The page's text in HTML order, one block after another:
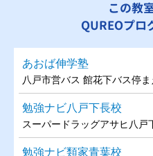
この教
QUREOプロ
あおば伸学塾
八戸市営バス 館花下バス停ま
勉強ナビ八戸下長校
スーパードラッグアサヒ八戸
勉強ナビ類家青葉校